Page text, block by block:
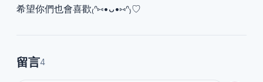
希望你們也會喜歡₍ᐢ⑅•ᴗ•⑅ᐢ₎♡
留言4